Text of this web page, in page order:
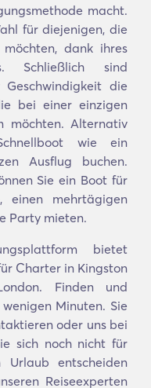
macht.
für diejenigen, die
dank ihres
Schließlich sind
die
bei einer einzigen
möchten. Alternativ
wie ein
Ausflug buchen.
Sie ein Boot für
einen mehrtägigen
Party mieten.
bietet
Charter in Kingston
Finden und
Minuten. Sie
oder uns bei
sich noch nicht für
entscheiden
Reiseexperten